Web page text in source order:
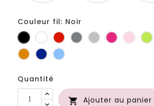
Couleur fil: Noir
Noir BlancRougeGris
foncé
Gris
clair
Fuchsia
Rose
OrangeMarineBleu
Quantité
 Ajouter au panier